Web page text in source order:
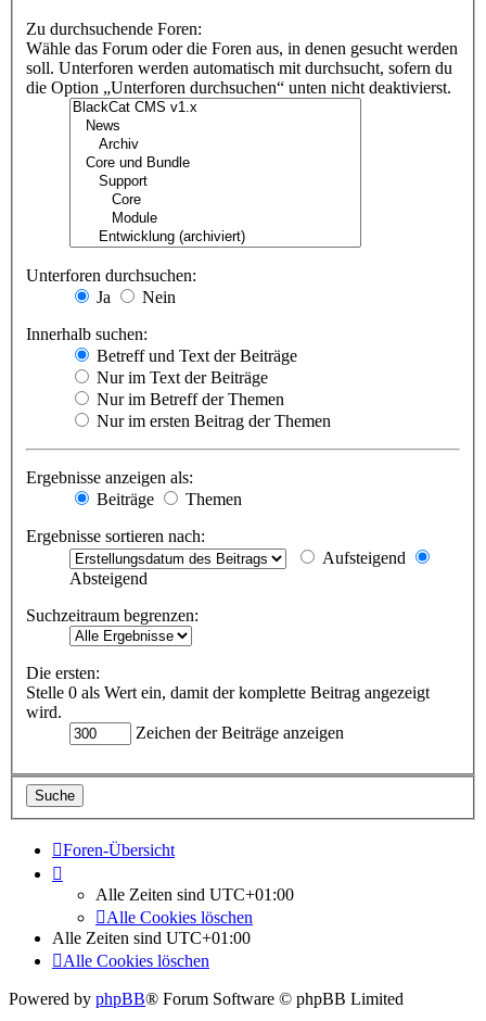
Zu durchsuchende Foren:
Wähle das Forum oder die Foren aus, in denen gesucht werden
soll. Unterforen werden automatisch mit durchsucht, sofern du
die Option „Unterforen durchsuchen“ unten nicht deaktivierst.
Unterforen durchsuchen:
Ja
Nein
Innerhalb suchen:
Betreff und Text der Beiträge
Nur im Text der Beiträge
Nur im Betreff der Themen
Nur im ersten Beitrag der Themen
Ergebnisse anzeigen als:
Beiträge
Themen
Ergebnisse sortieren nach:
Aufsteigend
Absteigend
Suchzeitraum begrenzen:
Die ersten:
Stelle 0 als Wert ein, damit der komplette Beitrag angezeigt
wird.
Zeichen der Beiträge anzeigen
Foren-Übersicht
Alle Zeiten sind UTC+01:00
Alle Cookies löschen
Alle Zeiten sind UTC+01:00
Alle Cookies löschen
Powered by phpBB® Forum Software © phpBB Limited